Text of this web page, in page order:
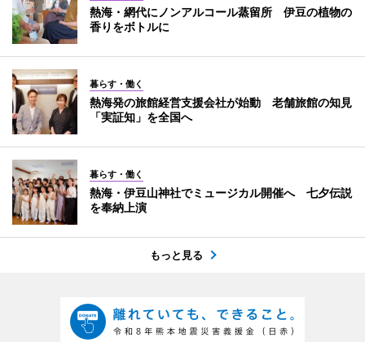
熱海・網代にノンアルコール蒸留所 伊豆の植物の
香りをボトルに
暮らす・働く
熱海発の旅館経営支援会社が始動 老舗旅館の知見
「実証知」を全国へ
暮らす・働く
熱海・伊豆山神社でミュージカル開催へ 七夕伝説
を奉納上演
もっと見る